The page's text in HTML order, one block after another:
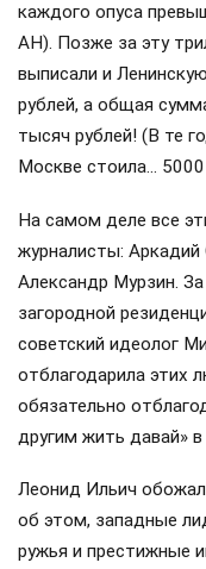
каждого опуса
АН). Позже за эту
выписали и
рублей, а общая
тысяч рублей! (В те
Москве стоила… 5000
На самом деле все
журналисты: Аркадий
Александр Мурзин.
загородной
советский идеолог
отблагодарила этих
обязательно
другим жить давай»
Леонид Ильич
об этом, западные
ружья и престижные